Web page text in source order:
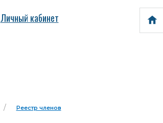
Личный кабинет
Реестр членов